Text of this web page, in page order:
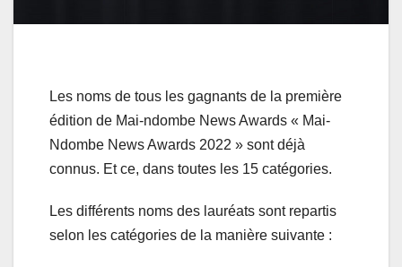
Les noms de tous les gagnants de la première
édition de Mai-ndombe News Awards « Mai-
Ndombe News Awards 2022 » sont déjà
connus. Et ce, dans toutes les 15 catégories.
Les différents noms des lauréats sont repartis
selon les catégories de la manière suivante :